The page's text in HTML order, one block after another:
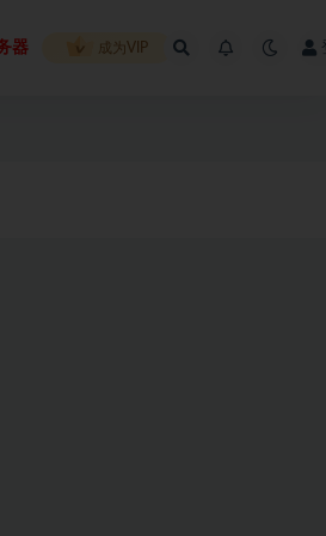
器 成为VIP